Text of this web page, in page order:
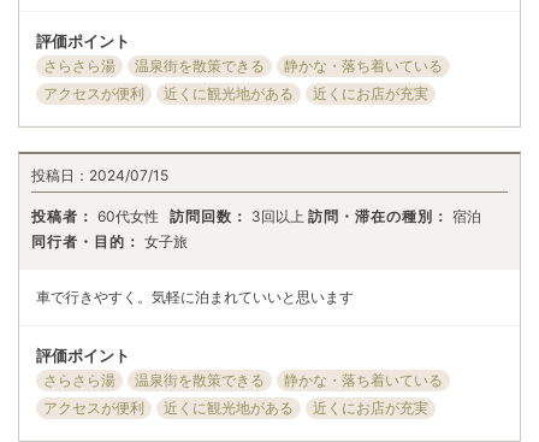
評価ポイント
さらさら湯 温泉街を散策できる
静かな・落ち着いている
アクセスが便利
近くに観光地がある 近くにお店が充実
投稿日： 2024/07/15
投稿者： 60代女性 訪問回数： 3回以上 訪問・滞在の種別： 宿泊
同行者・目的： 女子旅
車で行きやすく。気軽に泊まれていいと思います
評価ポイント
さらさら湯 温泉街を散策できる
静かな・落ち着いている
アクセスが便利
近くに観光地がある 近くにお店が充実